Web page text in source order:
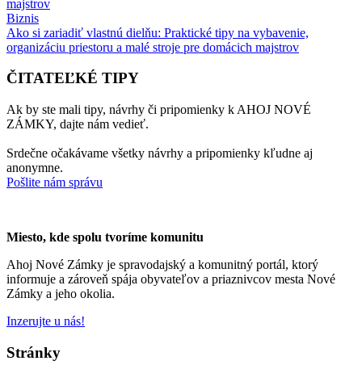
Biznis
Ako si zariadiť vlastnú dielňu: Praktické tipy na vybavenie,
organizáciu priestoru a malé stroje pre domácich majstrov
ČITATEĽKÉ TIPY
Ak by ste mali tipy, návrhy či pripomienky k AHOJ NOVÉ
ZÁMKY, dajte nám vedieť.
Srdečne očakávame všetky návrhy a pripomienky kľudne aj
anonymne.
Pošlite nám správu
Miesto, kde spolu tvoríme komunitu
Ahoj Nové Zámky je spravodajský a komunitný portál, ktorý
informuje a zároveň spája obyvateľov a priaznivcov mesta Nové
Zámky a jeho okolia.
Inzerujte u nás!
Stránky